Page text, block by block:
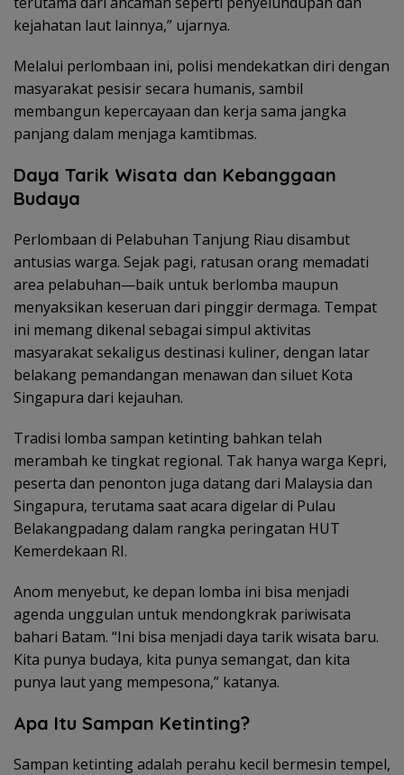
kejahatan laut lainnya,” ujarnya.
Melalui perlombaan ini, polisi mendekatkan diri dengan
masyarakat pesisir secara humanis, sambil
membangun kepercayaan dan kerja sama jangka
panjang dalam menjaga kamtibmas.
Daya Tarik Wisata dan Kebanggaan
Budaya
Perlombaan di Pelabuhan Tanjung Riau disambut
antusias warga. Sejak pagi, ratusan orang memadati
area pelabuhan—baik untuk berlomba maupun
menyaksikan keseruan dari pinggir dermaga. Tempat
ini memang dikenal sebagai simpul aktivitas
masyarakat sekaligus destinasi kuliner, dengan latar
belakang pemandangan menawan dan siluet Kota
Singapura dari kejauhan.
Tradisi lomba sampan ketinting bahkan telah
merambah ke tingkat regional. Tak hanya warga Kepri,
peserta dan penonton juga datang dari Malaysia dan
Singapura, terutama saat acara digelar di Pulau
Belakangpadang dalam rangka peringatan HUT
Kemerdekaan RI.
Anom menyebut, ke depan lomba ini bisa menjadi
agenda unggulan untuk mendongkrak pariwisata
bahari Batam. “Ini bisa menjadi daya tarik wisata baru.
Kita punya budaya, kita punya semangat, dan kita
punya laut yang mempesona,” katanya.
Apa Itu Sampan Ketinting?
Sampan ketinting adalah perahu kecil bermesin tempel,